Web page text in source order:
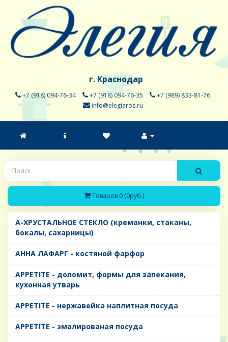
г. Краснодар
+7 (918) 094-76-34 +7 (918) 094-76-35
+7 (989) 833-81-76
info@elegiaros.ru
Товаров 0 (0руб.)
A-ХРУСТАЛЬНОЕ СТЕКЛО (креманки, стаканы,
бокалы, сахарницы)
AHHA ЛАФАРГ - костяной фарфор
APPETITE - доломит, формы для запекания,
кухонная утварь
APPETITE - нержавейка наплитная посуда
APPETITE - эмалированая посуда